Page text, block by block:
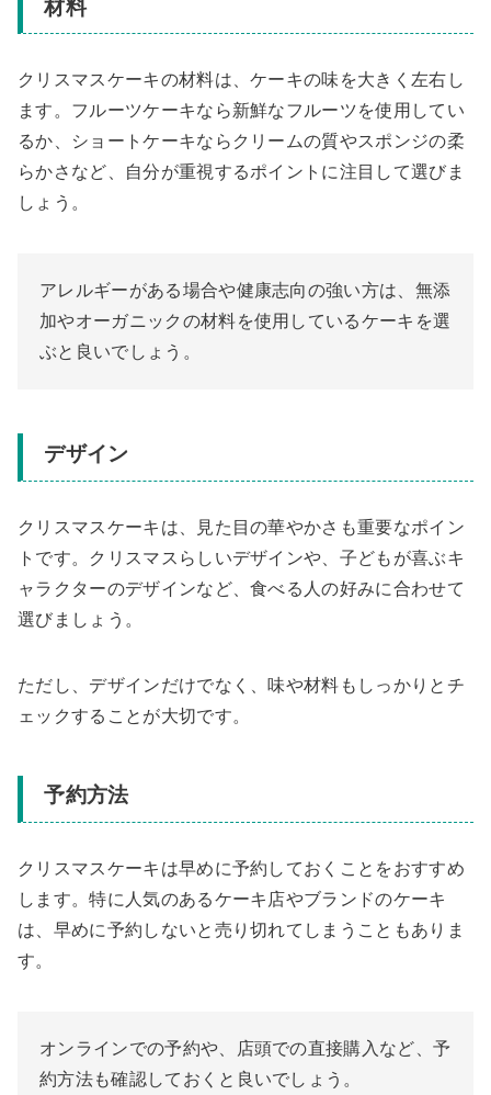
材料
クリスマスケーキの材料は、ケーキの味を大きく左右し
ます。フルーツケーキなら新鮮なフルーツを使用してい
るか、ショートケーキならクリームの質やスポンジの柔
らかさなど、自分が重視するポイントに注目して選びま
しょう。
アレルギーがある場合や健康志向の強い方は、無添
加やオーガニックの材料を使用しているケーキを選
ぶと良いでしょう。
デザイン
クリスマスケーキは、見た目の華やかさも重要なポイン
トです。クリスマスらしいデザインや、子どもが喜ぶキ
ャラクターのデザインなど、食べる人の好みに合わせて
選びましょう。
ただし、デザインだけでなく、味や材料もしっかりとチ
ェックすることが大切です。
予約方法
クリスマスケーキは早めに予約しておくことをおすすめ
します。特に人気のあるケーキ店やブランドのケーキ
は、早めに予約しないと売り切れてしまうこともありま
す。
オンラインでの予約や、店頭での直接購入など、予
約方法も確認しておくと良いでしょう。